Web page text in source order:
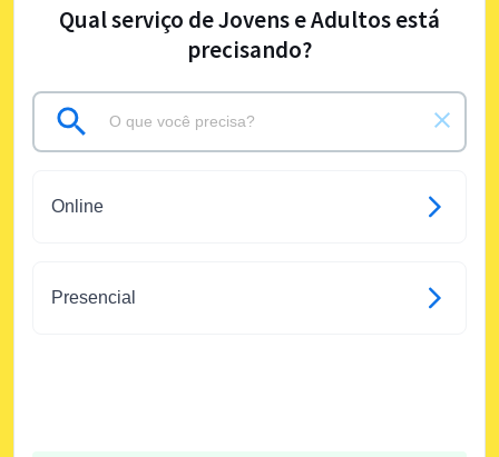
Qual serviço de Jovens e Adultos está
precisando?
Online
Presencial